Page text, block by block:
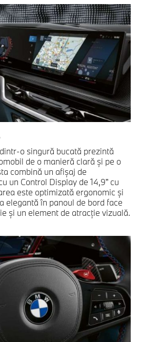
o singură bucată prezintă
de o manieră clară şi pe o
combină un afişaj de
un Control Display de 14,9” cu
este optimizată ergonomic şi
elegantă în panoul de bord face
şi un element de atracţie vizuală.